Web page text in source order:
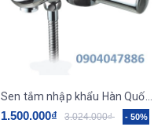
1.500.000₫ 3.024.000₫ - 50%